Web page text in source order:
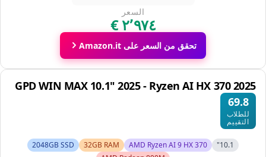
السعر
‏٢٬٩٧٤ €
تحقق من السعر على Amazon.it
GPD WIN MAX 10.1" 2025 - Ryzen AI HX 370 2025
69.8
للطلاب
التقييم
10.1"
AMD Ryzen AI 9 HX 370
32GB RAM
2048GB SSD